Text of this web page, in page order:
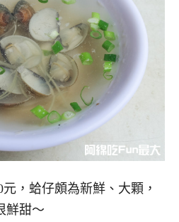
，蛤仔頗為新鮮、大顆，
鮮甜～